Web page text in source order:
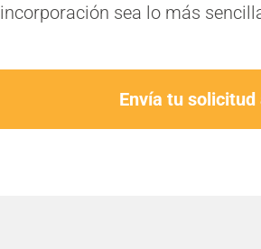
incorporación sea lo más
Envía tu solicitud